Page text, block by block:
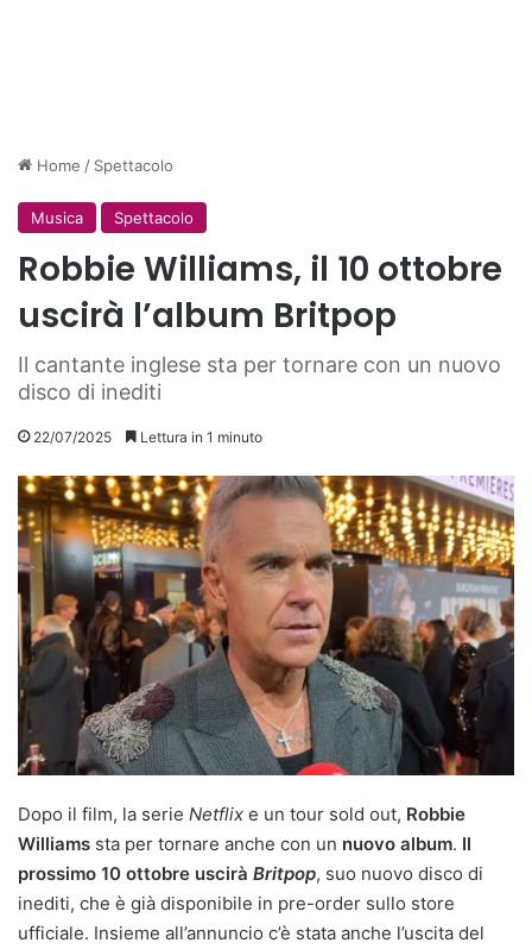
Home / Spettacolo
Musica Spettacolo
Robbie Williams, il 10 ottobre
uscirà l’album Britpop
Il cantante inglese sta per tornare con un nuovo
disco di inediti
22/07/2025 Lettura in 1 minuto
Dopo il film, la serie Netflix e un tour sold out, Robbie
Williams sta per tornare anche con un nuovo album. Il
prossimo 10 ottobre uscirà Britpop, suo nuovo disco di
inediti, che è già disponibile in pre-order sullo store
ufficiale. Insieme all’annuncio c’è stata anche l’uscita del